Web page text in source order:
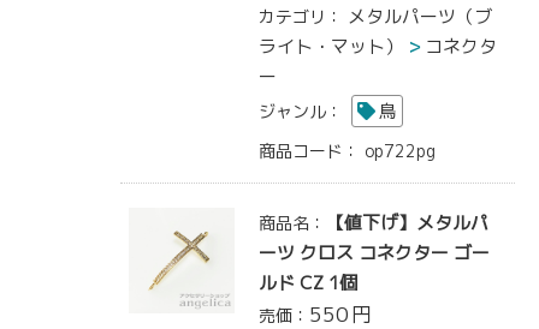
カテゴリ： メタルパーツ（ブ
ライト・マット）
コネクタ
ー
ジャンル： 鳥
商品コード： op722pg
商品名：
【値下げ】メタルパ
ーツ クロス コネクター ゴー
ルド CZ 1個
売価： 550円